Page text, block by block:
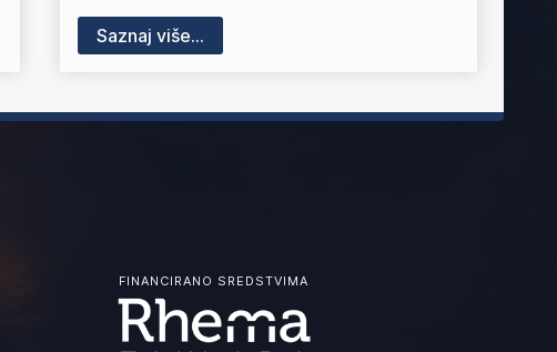
Saznaj više...
FINANCIRANO SREDSTVIMA